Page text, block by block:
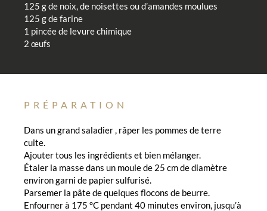
125 g de noix, de noisettes ou d’amandes moulues
125 g de farine
1 pincée de levure chimique
2 œufs
PRÉPARATION
Dans un grand saladier , râper les pommes de terre
cuite.
Ajouter tous les ingrédients et bien mélanger.
Étaler la masse dans un moule de 25 cm de diamètre
environ garni de papier sulfurisé.
Parsemer la pâte de quelques flocons de beurre.
Enfourner à 175 °C pendant 40 minutes environ, jusqu’à